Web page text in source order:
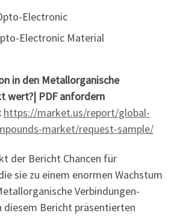
Electronic
Electronic Material
in den Metallorganische
wert?| PDF anfordern
https://market.us/report/global-
market/request-sample/
der Bericht Chancen für
sie zu einem enormen Wachstum
Verbindungen-
diesem Bericht präsentierten